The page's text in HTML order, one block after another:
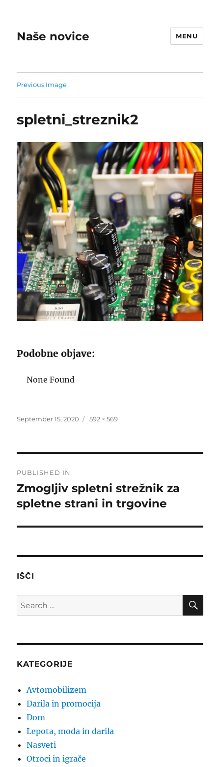
Naše novice MENU
Previous Image
spletni_streznik2
Podobne objave:
None Found
Posted
September 15, 2020
Full
592 × 569
navigation
PUBLISHED IN
Zmogljiv spletni strežnik za
spletne strani in trgovine
IŠČI
Search
for:
KATEGORIJE
Avtomobilizem
Darila in promocija
Dom
Lepota, moda in darila
Nasveti
Otroci in igrače